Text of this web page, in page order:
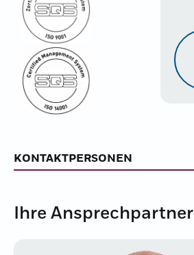
KONTAKTPERSONEN
Ihre Ansprechpartner